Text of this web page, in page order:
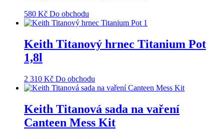
580 Kč Do obchodu
Keith Titanový hrnec Titanium Pot
1,8l
2 310 Kč Do obchodu
Keith Titanová sada na vaření
Canteen Mess Kit